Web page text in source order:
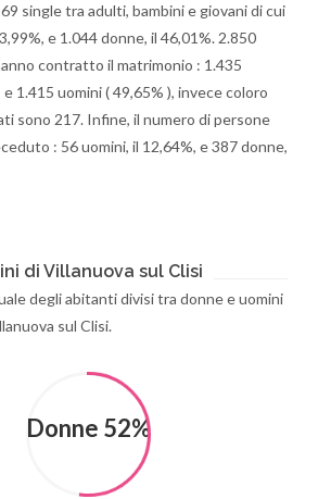
single tra adulti, bambini e giovani di cui
e 1.044 donne, il 46,01%. 2.850
contratto il matrimonio : 1.435
1.415 uomini ( 49,65% ), invece coloro
sono 217. Infine, il numero di persone
: 56 uomini, il 12,64%, e 387 donne,
di Villanuova sul Clisi
degli abitanti divisi tra donne e uomini
sul Clisi.
Donne 52%